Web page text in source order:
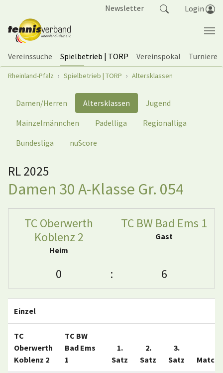
Newsletter Login
Vereinssuche Spielbetrieb | TORP Vereinspokal
Turniere
Sie sind hier:
Rheinland-Pfalz Spielbetrieb | TORP Altersklassen
Damen/Herren Altersklassen
Jugend
Mainzelmännchen
Padelliga
Regionalliga
Bundesliga
nuScore
RL 2025
Damen 30 A-Klasse Gr. 054
TC Oberwerth
Koblenz 2
Heim
TC BW Bad Ems 1
Gast
0 : 6
Einzel
TC
Oberwerth
Koblenz 2
TC BW
Bad Ems
1
1.
Satz
2.
Satz
3.
Satz